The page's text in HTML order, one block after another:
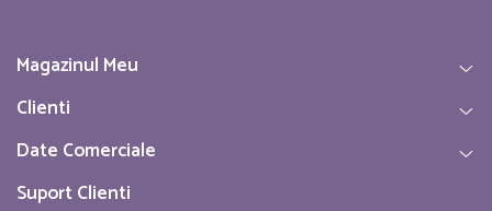
Magazinul Meu
Clienti
Date Comerciale
Suport Clienti